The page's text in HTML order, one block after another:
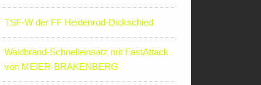
TSF-W der FF Heidenrod-Dickschied
Waldbrand-Schnelleinsatz mit FastAttack
von MEIER-BRAKENBERG